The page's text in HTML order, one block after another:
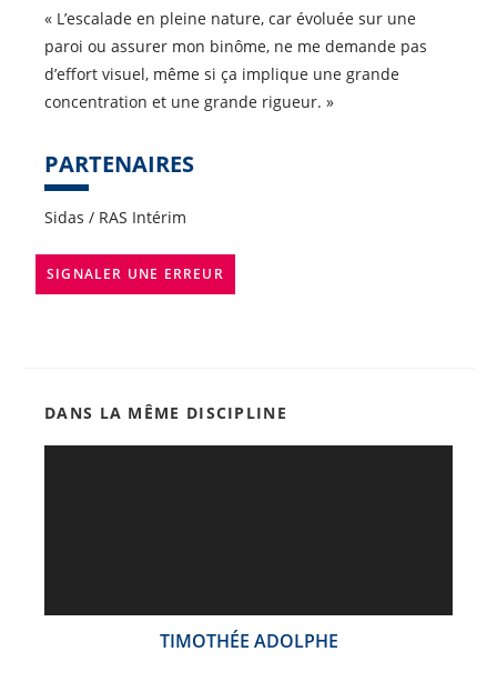
« L’escalade en pleine nature, car évoluée sur une
paroi ou assurer mon binôme, ne me demande pas
d’effort visuel, même si ça implique une grande
concentration et une grande rigueur. »
PARTENAIRES
Sidas / RAS Intérim
SIGNALER UNE ERREUR
DANS LA MÊME DISCIPLINE
TIMOTHÉE ADOLPHE